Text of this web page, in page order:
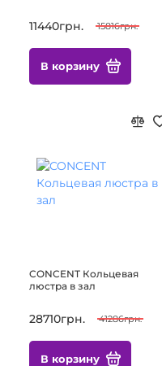
11440грн. 15816грн.
В корзину
CONCENT Кольцевая
люстра в зал
28710грн. 41286грн.
В корзину